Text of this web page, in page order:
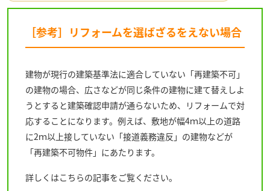
［参考］リフォームを選ばざるをえない場合
建物が現行の建築基準法に適合していない「再建築不可」
の建物の場合、広さなどが同じ条件の建物に建て替えしよ
うとすると建築確認申請が通らないため、リフォームで対
応することになります。例えば、敷地が幅4ｍ以上の道路
に2ｍ以上接していない「接道義務違反」の建物などが
「再建築不可物件」にあたります。
詳しくはこちらの記事をご覧ください。